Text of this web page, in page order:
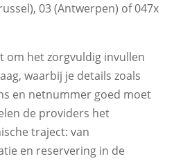
03 (Antwerpen) of 047x
het zorgvuldig invullen
waarbij je details zoals
en netnummer goed moet
de providers het
traject: van
en reservering in de